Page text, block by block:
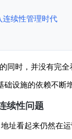
连续性管理时代
同时，并没有完全
础设施的依赖不断
续性问题
址看起来仍然在运